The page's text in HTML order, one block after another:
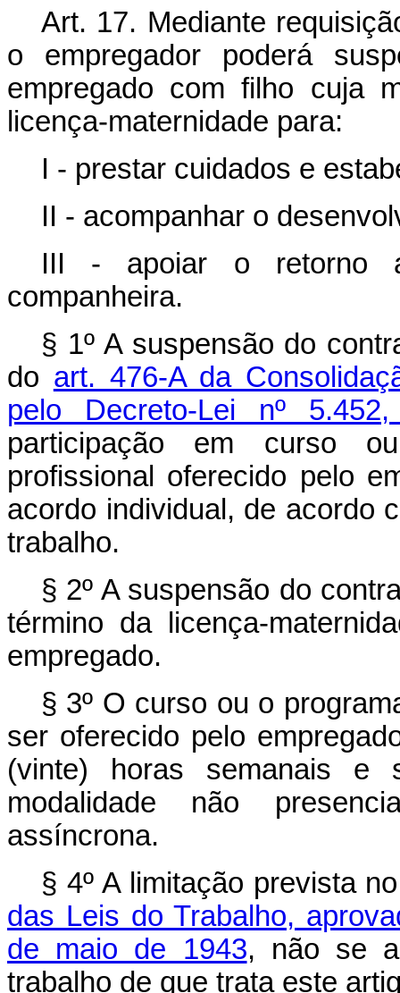
Art. 17. Mediante
o empregador poderá
empregado com filho cuja
licença-maternidade para:
I - prestar cuidados e
II - acompanhar o
III - apoiar o retorno
companheira.
§ 1º A suspensão do
do art. 476-A da
pelo Decreto-Lei nº
participação em curso
profissional oferecido pelo
acordo individual, de acordo
trabalho.
§ 2º A suspensão do
término da licença-
empregado.
§ 3º O curso ou o
ser oferecido pelo
(vinte) horas semanais e
modalidade não
assíncrona.
§ 4º A limitação prevista
das Leis do Trabalho,
de maio de 1943, não se
trabalho de que trata este